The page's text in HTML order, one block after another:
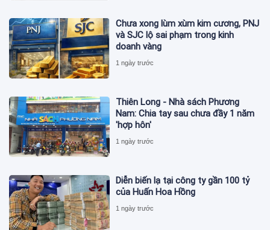
Chưa xong lùm xùm kim cương, PNJ
và SJC lộ sai phạm trong kinh
doanh vàng
1 ngày trước
Thiên Long - Nhà sách Phương
Nam: Chia tay sau chưa đầy 1 năm
'hợp hôn'
1 ngày trước
Diễn biến lạ tại công ty gần 100 tỷ
của Huấn Hoa Hồng
1 ngày trước